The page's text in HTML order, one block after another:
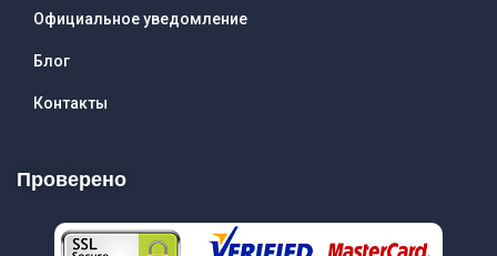
Официальное уведомление
Блог
Контакты
Проверено